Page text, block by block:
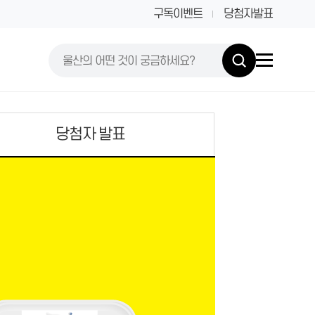
구독이벤트 당첨자발표
당첨자 발표